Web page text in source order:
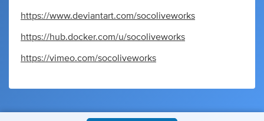
https://www.deviantart.com/socoliveworks
https://hub.docker.com/u/socoliveworks
https://vimeo.com/socoliveworks